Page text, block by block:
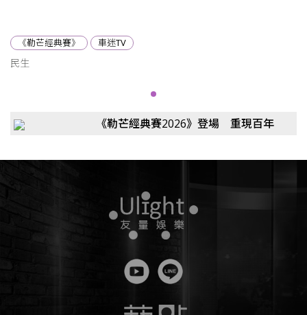
《勒芒經典賽》 車迷TV
民生
《勒芒經典賽2026》登場 重現百年